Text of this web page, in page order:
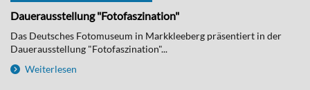
Dauerausstellung "Fotofaszination"
Das Deutsches Fotomuseum in Markkleeberg präsentiert in der
Dauerausstellung "Fotofaszination"...
Weiterlesen